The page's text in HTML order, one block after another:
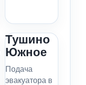
Тушино
Южное
Подача
эвакуатора в